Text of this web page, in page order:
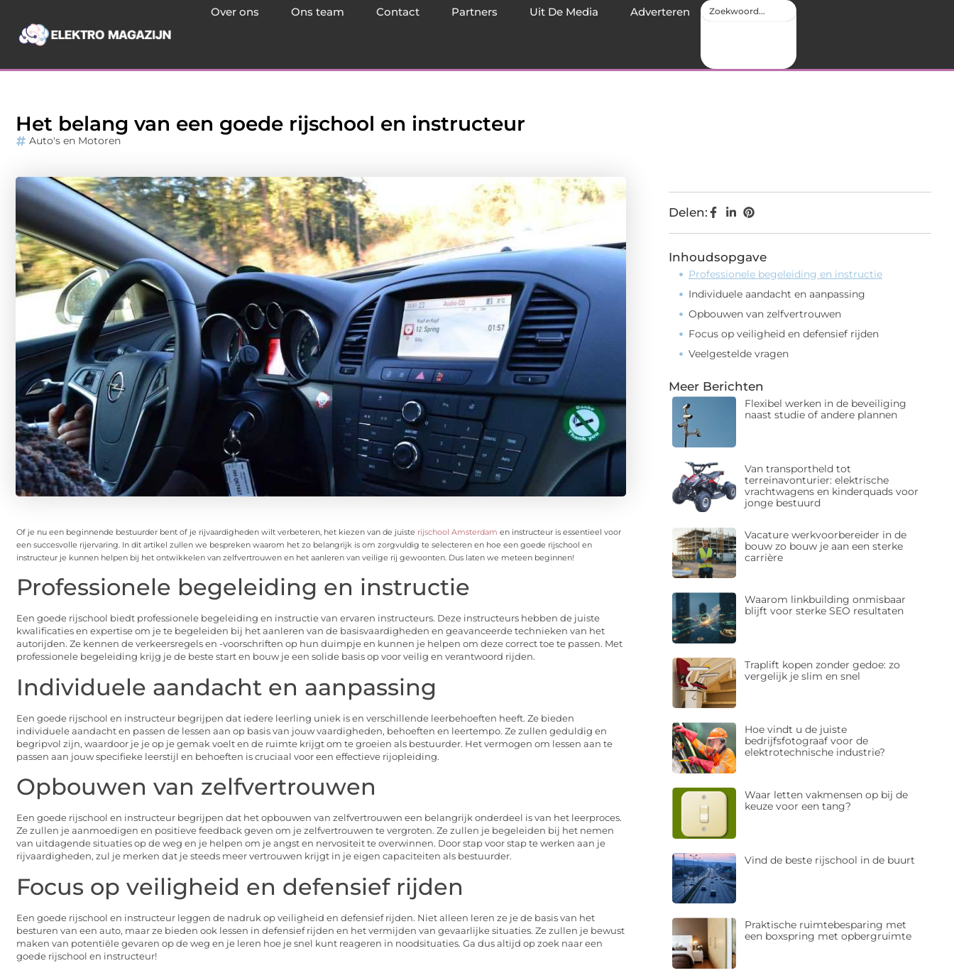
Over ons Ons team Contact Partners Uit De Media Adverteren
Het belang van een goede rijschool en instructeur
Auto's en Motoren
Of je nu een beginnende bestuurder bent of je rijvaardigheden wilt verbeteren, het kiezen van de juiste rijschool Amsterdam en instructeur is essentieel voor
een succesvolle rijervaring. In dit artikel zullen we bespreken waarom het zo belangrijk is om zorgvuldig te selecteren en hoe een goede rijschool en
instructeur je kunnen helpen bij het ontwikkelen van zelfvertrouwen en het aanleren van veilige rij gewoonten. Dus laten we meteen beginnen!
Professionele begeleiding en instructie
Een goede rijschool biedt professionele begeleiding en instructie van ervaren instructeurs. Deze instructeurs hebben de juiste
kwalificaties en expertise om je te begeleiden bij het aanleren van de basisvaardigheden en geavanceerde technieken van het
autorijden. Ze kennen de verkeersregels en -voorschriften op hun duimpje en kunnen je helpen om deze correct toe te passen. Met
professionele begeleiding krijg je de beste start en bouw je een solide basis op voor veilig en verantwoord rijden.
Individuele aandacht en aanpassing
Een goede rijschool en instructeur begrijpen dat iedere leerling uniek is en verschillende leerbehoeften heeft. Ze bieden
individuele aandacht en passen de lessen aan op basis van jouw vaardigheden, behoeften en leertempo. Ze zullen geduldig en
begripvol zijn, waardoor je je op je gemak voelt en de ruimte krijgt om te groeien als bestuurder. Het vermogen om lessen aan te
passen aan jouw specifieke leerstijl en behoeften is cruciaal voor een effectieve rijopleiding.
Opbouwen van zelfvertrouwen
Een goede rijschool en instructeur begrijpen dat het opbouwen van zelfvertrouwen een belangrijk onderdeel is van het leerproces.
Ze zullen je aanmoedigen en positieve feedback geven om je zelfvertrouwen te vergroten. Ze zullen je begeleiden bij het nemen
van uitdagende situaties op de weg en je helpen om je angst en nervositeit te overwinnen. Door stap voor stap te werken aan je
rijvaardigheden, zul je merken dat je steeds meer vertrouwen krijgt in je eigen capaciteiten als bestuurder.
Focus op veiligheid en defensief rijden
Een goede rijschool en instructeur leggen de nadruk op veiligheid en defensief rijden. Niet alleen leren ze je de basis van het
besturen van een auto, maar ze bieden ook lessen in defensief rijden en het vermijden van gevaarlijke situaties. Ze zullen je bewust
maken van potentiële gevaren op de weg en je leren hoe je snel kunt reageren in noodsituaties. Ga dus altijd op zoek naar een
goede rijschool en instructeur!
Delen:
Inhoudsopgave
Professionele begeleiding en instructie
Individuele aandacht en aanpassing
Opbouwen van zelfvertrouwen
Focus op veiligheid en defensief rijden
Veelgestelde vragen
Meer Berichten
Flexibel werken in de beveiliging
naast studie of andere plannen
Van transportheld tot
terreinavonturier: elektrische
vrachtwagens en kinderquads voor
jonge bestuurd
Vacature werkvoorbereider in de
bouw zo bouw je aan een sterke
carrière
Waarom linkbuilding onmisbaar
blijft voor sterke SEO resultaten
Traplift kopen zonder gedoe: zo
vergelijk je slim en snel
Hoe vindt u de juiste
bedrijfsfotograaf voor de
elektrotechnische industrie?
Waar letten vakmensen op bij de
keuze voor een tang?
Vind de beste rijschool in de buurt
Praktische ruimtebesparing met
een boxspring met opbergruimte